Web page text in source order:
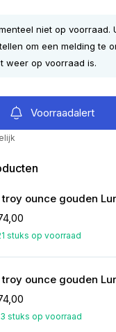
niet op voorraad.
om een melding te
weer op voorraad is.
Voorraadalert
stuks op voorraad
stuks op voorraad